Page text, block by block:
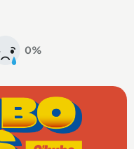
0%